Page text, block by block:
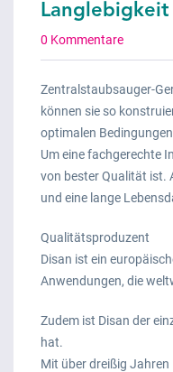
Langlebigkeit
0 Kommentare
Zentralstaubsauger-
können sie so
optimalen
Um eine fachgerechte
von bester Qualität ist.
und eine lange
Qualitätsproduzent
Disan ist ein
Anwendungen, die
Zudem ist Disan der
hat.
Mit über dreißig